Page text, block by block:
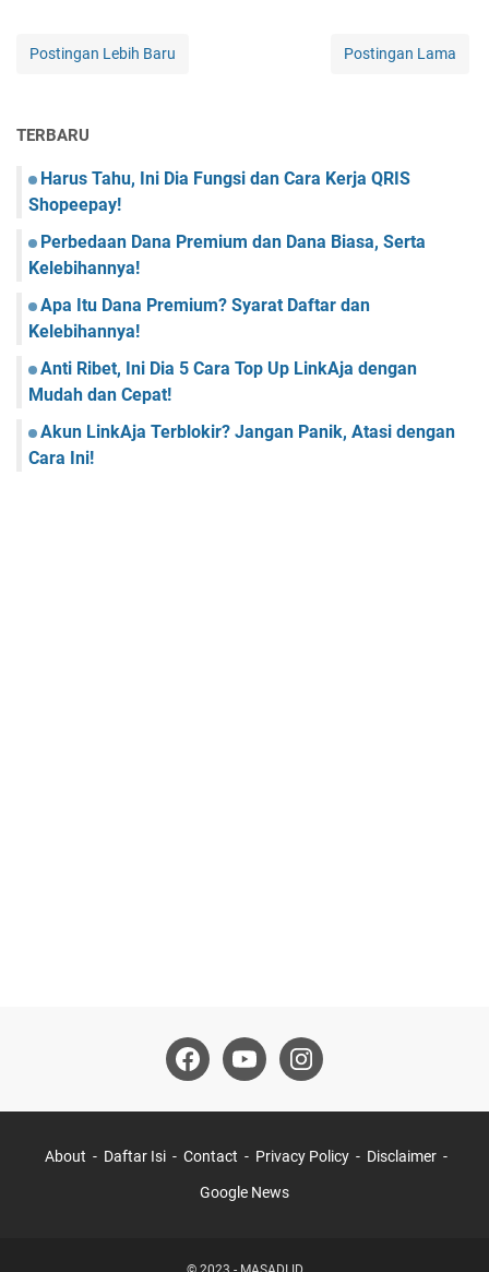
Postingan Lebih Baru Postingan Lama
TERBARU
Harus Tahu, Ini Dia Fungsi dan Cara Kerja QRIS
Shopeepay!
Perbedaan Dana Premium dan Dana Biasa, Serta
Kelebihannya!
Apa Itu Dana Premium? Syarat Daftar dan
Kelebihannya!
Anti Ribet, Ini Dia 5 Cara Top Up LinkAja dengan
Mudah dan Cepat!
Akun LinkAja Terblokir? Jangan Panik, Atasi dengan
Cara Ini!
About Daftar Isi Contact Privacy Policy Disclaimer
Google News